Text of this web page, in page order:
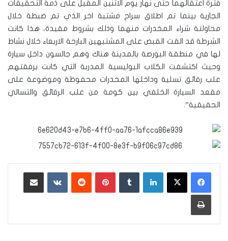
فترة اعتقالهما حتى نهار يوم الاثنين المقبل على ذمة التحقيقات
الجارية بينما تم اطلاق سراح مشتبة اخر الذي تم ضبطة خلال
محاولتة شراء المخدرات منهما وذلك بشروط مقيدة، هذا كانت
الشرطة قد القت القبض على المشتبهين البارحة الاربعاء خلال نشاط
لها في منطقة البورصة بالمدينة هناك وهم جالسون داخل سيارة
وحيث اكتشفت الكلاب البوليسية المدربة التي كانت برفقتهم
علب رقائق تسلية وداخلها المخدرات محفوظة وموضوعة على
مقعد السيارة الخلفي بين كومة من علب الرقائق والتسالي
الحقيقية”.
لينكدإن بينتيريست ‏VKontakte
طباعة